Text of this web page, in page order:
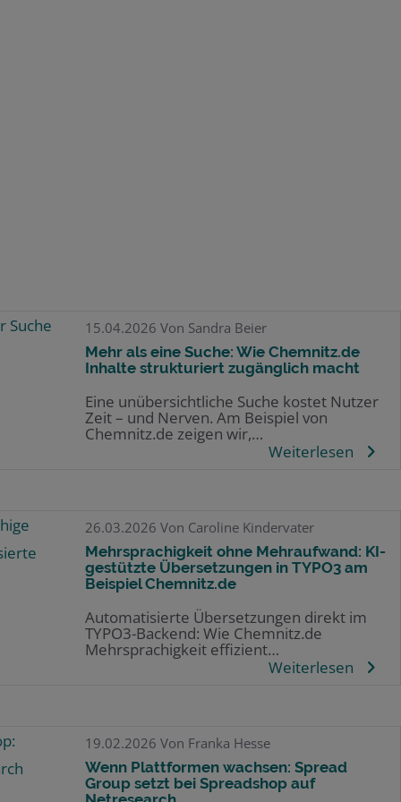
15.04.2026 Von Sandra Beier
Mehr als eine Suche: Wie Chemnitz.de
Inhalte strukturiert zugänglich macht
Eine unübersichtliche Suche kostet Nutzer
Zeit – und Nerven. Am Beispiel von
Chemnitz.de zeigen wir,…
Weiterlesen
26.03.2026 Von Caroline Kindervater
Mehrsprachigkeit ohne Mehraufwand: KI-
gestützte Übersetzungen in TYPO3 am
Beispiel Chemnitz.de
Automatisierte Übersetzungen direkt im
TYPO3-Backend: Wie Chemnitz.de
Mehrsprachigkeit effizient…
Weiterlesen
19.02.2026 Von Franka Hesse
Wenn Plattformen wachsen: Spread
Group setzt bei Spreadshop auf